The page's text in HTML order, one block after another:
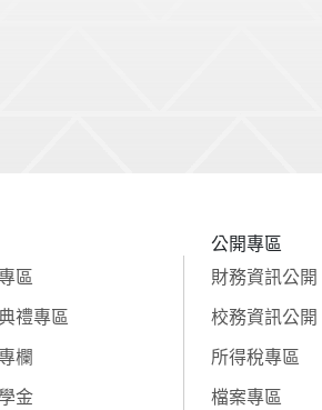
區
禮專區
欄
金
公開專區
財務資訊公開
校務資訊公開
所得稅專區
檔案專區